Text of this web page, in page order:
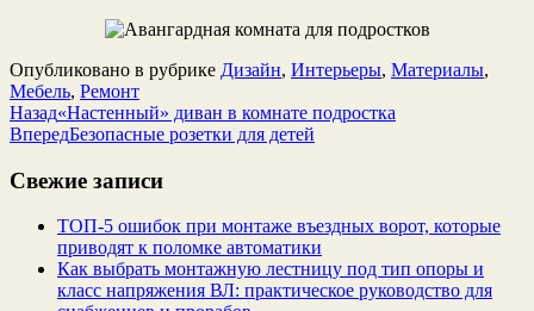
Опубликовано в рубрике Дизайн, Интерьеры, Материалы,
Мебель, Ремонт
Назад«Настенный» диван в комнате подростка
ВпередБезопасные розетки для детей
Свежие записи
ТОП-5 ошибок при монтаже въездных ворот, которые
приводят к поломке автоматики
Как выбрать монтажную лестницу под тип опоры и
класс напряжения ВЛ: практическое руководство для